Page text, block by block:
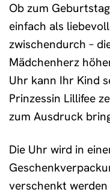
Ob zum
einfach als
zwischendurch –
Mädchenherz
Uhr kann Ihr Kind
Prinzessin Lillifee
zum Ausdruck
Die Uhr wird in
verschenkt werden